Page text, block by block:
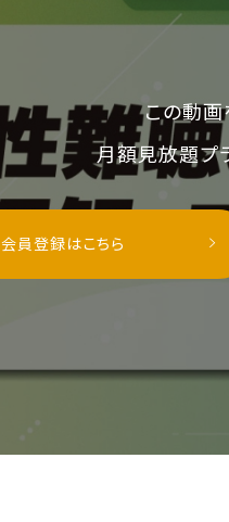
この動画
月額見放題プ
会員登録はこちら